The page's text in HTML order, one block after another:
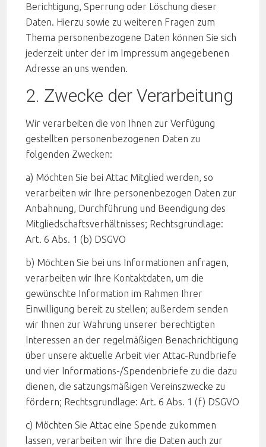
Berichtigung, Sperrung oder Löschung dieser
Daten. Hierzu sowie zu weiteren Fragen zum
Thema personenbezogene Daten können Sie sich
jederzeit unter der im Impressum angegebenen
Adresse an uns wenden.
2. Zwecke der Verarbeitung
Wir verarbeiten die von Ihnen zur Verfügung
gestellten personenbezogenen Daten zu
folgenden Zwecken:
a) Möchten Sie bei Attac Mitglied werden, so
verarbeiten wir Ihre personenbezogen Daten zur
Anbahnung, Durchführung und Beendigung des
Mitgliedschaftsverhältnisses; Rechtsgrundlage:
Art. 6 Abs. 1 (b) DSGVO
b) Möchten Sie bei uns Informationen anfragen,
verarbeiten wir Ihre Kontaktdaten, um die
gewünschte Information im Rahmen Ihrer
Einwilligung bereit zu stellen; außerdem senden
wir Ihnen zur Wahrung unserer berechtigten
Interessen an der regelmäßigen Benachrichtigung
über unsere aktuelle Arbeit vier Attac-Rundbriefe
und vier Informations-/Spendenbriefe zu die dazu
dienen, die satzungsmäßigen Vereinszwecke zu
fördern; Rechtsgrundlage: Art. 6 Abs. 1 (f) DSGVO
c) Möchten Sie Attac eine Spende zukommen
lassen, verarbeiten wir Ihre die Daten auch zur